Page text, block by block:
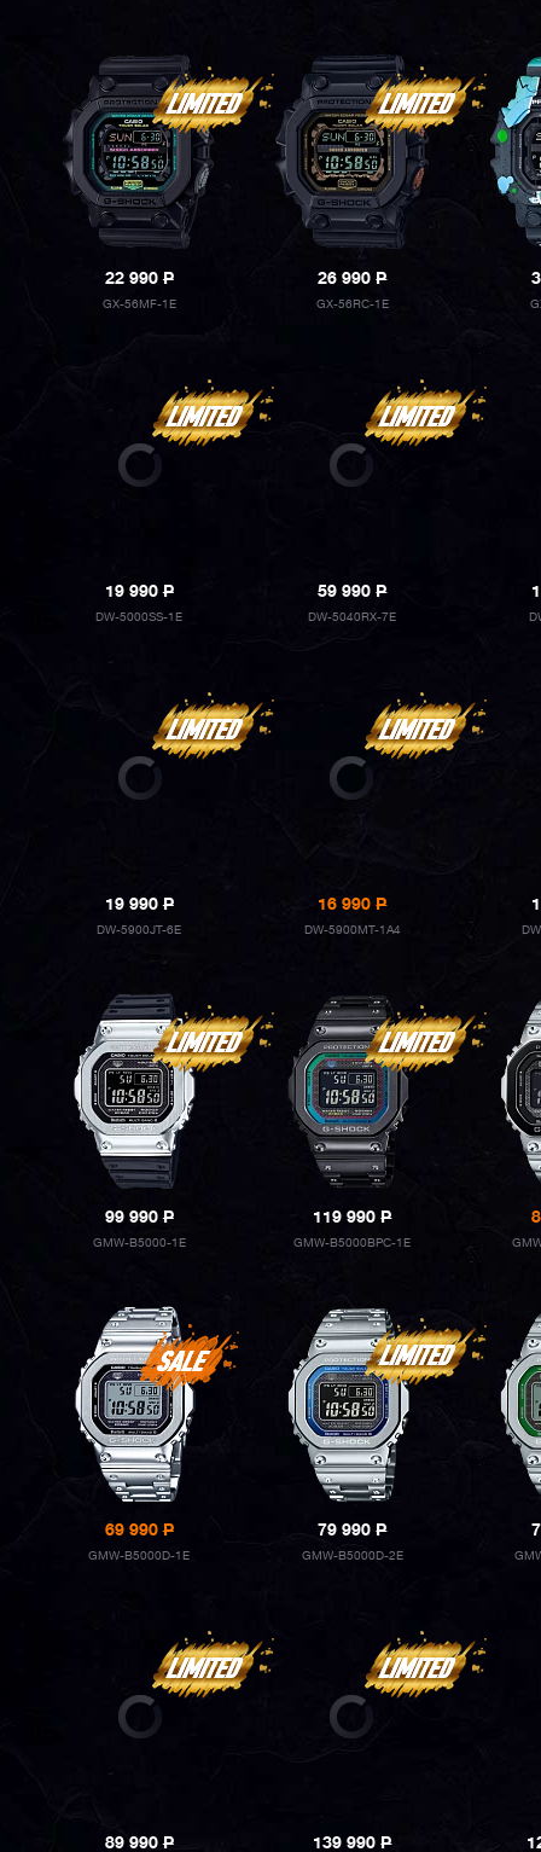
22 990P
GX-56MF-1E
26 990P
GX-56RC-1E
19 990P
DW-5000SS-1E
59 990P
DW-5040RX-7E
19 990P
DW-5900JT-6E
16 990P
DW-5900MT-1A4
99 990P
GMW-B5000-1E
119 990P
GMW-B5000BPC-1E
69 990P
GMW-B5000D-1E
79 990P
GMW-B5000D-2E
89 990P 139 990P